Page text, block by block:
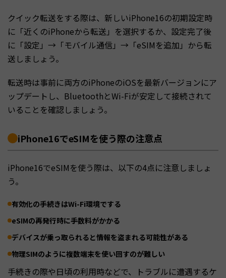
クイック転送をする際は、新しいiPhone16の初期設定時
に「近くのiPhoneから転送」を選択するか、設定完了後
に「設定」→「モバイル通信」→「eSIMを追加」から転
送しましょう。
転送時は事前に両方のiPhoneのiOSを最新バージョンにア
ップデートし、BluetoothとWi-Fiが安定して接続されて
いることを確認しましょう。
iPhone16でeSIMを使う際の注意点
iPhone16でeSIMを使う際は、以下の4点に注意しましょ
う。
有効化の手続きはWi-Fi環境でする
eSIMの再発行時に手数料がかかる
デバイスが乗っ取られると情報を盗まれる可能性がある
物理SIMのように複数端末を使い回すのが難しい
手続きの際や日頃の利用時などで、トラブルに遭遇するケ